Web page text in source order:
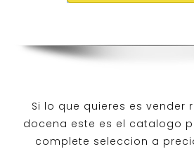
Si lo que quieres es vender
docena este es el catalogo
complete seleccion a